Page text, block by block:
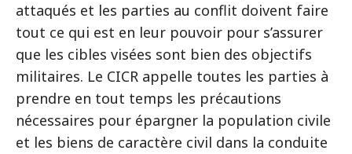
attaqués et les parties au conflit doivent faire
tout ce qui est en leur pouvoir pour s’assurer
que les cibles visées sont bien des objectifs
militaires. Le CICR appelle toutes les parties à
prendre en tout temps les précautions
nécessaires pour épargner la population civile
et les biens de caractère civil dans la conduite